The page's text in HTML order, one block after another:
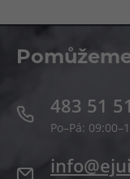
483 51
Po–Pá: